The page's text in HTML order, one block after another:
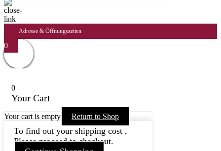
Adresse & Öffnungszeiten
0
0
Your Cart
Your cart is empty Return to Shop
To find out your shipping cost ,
Please proceed to checkout.